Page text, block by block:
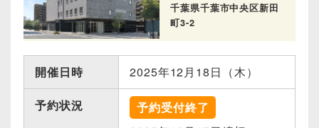
千葉県千葉市中央区新田
町3-2
開催日時 2025年12月18日（木）
予約状況
予約受付終了